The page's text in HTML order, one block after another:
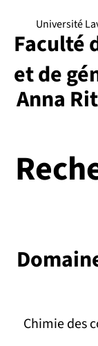
Anna
Université
Faculté
et de
Chimie des